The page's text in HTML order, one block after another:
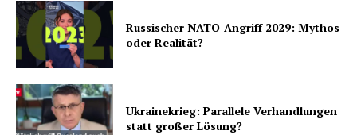
Russischer NATO-Angriff 2029: Mythos
oder Realität?
Ukrainekrieg: Parallele Verhandlungen
statt großer Lösung?